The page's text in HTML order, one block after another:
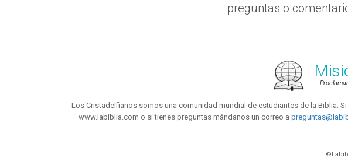
preguntas o
Los Cristadelfianos somos una comunidad mundial de estudiantes de la Biblia.
www.labiblia.com o si tienes preguntas mándanos un correo a